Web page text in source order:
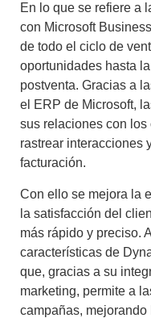
En lo que se refiere a
con Microsoft
de todo el ciclo de
oportunidades hasta
postventa. Gracias a
el ERP de Microsoft,
sus relaciones con los
rastrear interacciones
facturación.
Con ello se mejora la
la satisfacción del
más rápido y preciso.
características de
que, gracias a su
marketing, permite a
campañas,